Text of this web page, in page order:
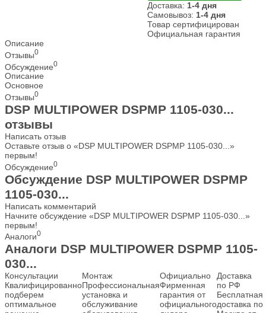
Доставка: 1-4 дня
Самовывоз: 1-4 дня
Товар сертифицирован
Официальная гарантия
Описание
Отзывы0
Обсуждение0
Описание
Основное
Отзывы0
DSP MULTIPOWER DSPMP 1105-030...
отзывы
Написать отзыв
Оставьте отзыв о «DSP MULTIPOWER DSPMP 1105-030...»
первым!
Обсуждение0
Обсуждение DSP MULTIPOWER DSPMP
1105-030...
Написать комментарий
Начните обсуждение «DSP MULTIPOWER DSPMP 1105-030...»
первым!
Аналоги0
Аналоги DSP MULTIPOWER DSPMP 1105-
030...
Консультации
Квалифицированно
подберем
оптимальное
Монтаж
Профессиональная
установка и
обслуживание
Официально
Фирменная
гарантия от
официального
Доставка
по РФ
Бесплатная
доставка по